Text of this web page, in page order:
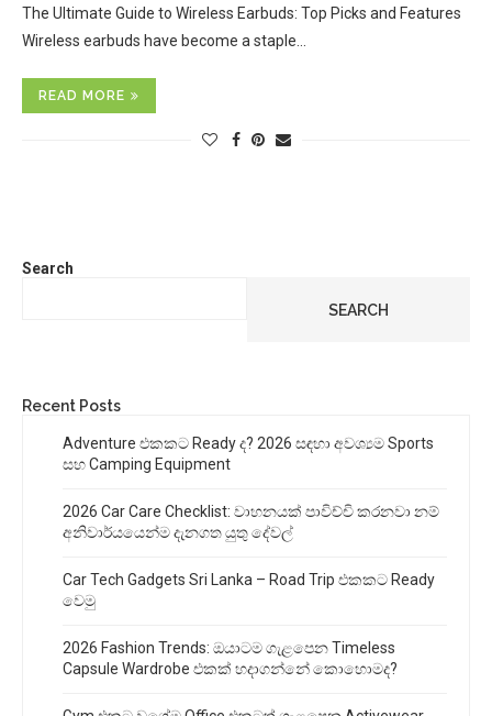
The Ultimate Guide to Wireless Earbuds: Top Picks and Features
Wireless earbuds have become a staple…
READ MORE
Search
SEARCH
Recent Posts
Adventure එකකට Ready ද? 2026 සඳහා අවශ්‍යම Sports
සහ Camping Equipment
2026 Car Care Checklist: වාහනයක් පාවිච්චි කරනවා නම්
අනිවාර්යයෙන්ම දැනගත යුතු දේවල්
Car Tech Gadgets Sri Lanka – Road Trip එකකට Ready
වෙමු
2026 Fashion Trends: ඔයාටම ගැළපෙන Timeless
Capsule Wardrobe එකක් හදාගන්නේ කොහොමද?